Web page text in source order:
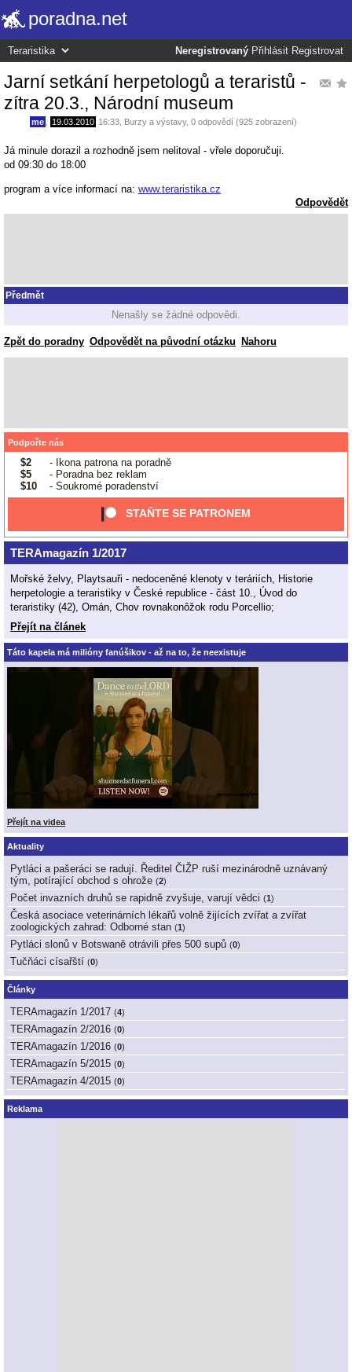
poradna.net
Neregistrovaný Přihlásit Registrovat
Jarní setkání herpetologů a teraristů -
zítra 20.3., Národní museum
me 19.03.2010 16:33 Burzy a výstavy, 0 odpovědí (925 zobrazení)
Já minule dorazil a rozhodně jsem nelitoval - vřele doporučuji.
od 09:30 do 18:00
program a více informací na: www.teraristika.cz
Odpovědět
Předmět
Nenašly se žádné odpovědi.
Zpět do poradny Odpovědět na původní otázku Nahoru
Podpořte nás
$2
- Ikona patrona na poradně
$5
- Poradna bez reklam
$10
- Soukromé poradenství
STAŇTE SE PATRONEM
TERAmagazín 1/2017
Mořské želvy, Playtsauři - nedoceněné klenoty v teráriích, Historie
herpetologie a teraristiky v České republice - část 10., Úvod do
teraristiky (42), Omán, Chov rovnakonôžok rodu Porcellio;
Přejít na článek
Táto kapela má milióny fanúšikov - až na to, že neexistuje
Přejít na videa
Aktuality
Pytláci a pašeráci se radují. Ředitel ČIŽP ruší mezinárodně uznávaný
tým, potírající obchod s ohrože (2)
Počet invazních druhů se rapidně zvyšuje, varují vědci (1)
Česká asociace veterinárních lékařů volně žijících zvířat a zvířat
zoologických zahrad: Odborné stan (1)
Pytláci slonů v Botswaně otrávili přes 500 supů (0)
Tučňáci císařští (0)
Články
TERAmagazín 1/2017 (4)
TERAmagazín 2/2016 (0)
TERAmagazín 1/2016 (0)
TERAmagazín 5/2015 (0)
TERAmagazín 4/2015 (0)
Reklama